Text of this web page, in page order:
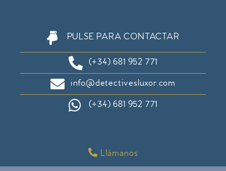
PULSE PARA CONTACTAR
(+34) 681 952 771
info@detectivesluxor.com
(+34) 681 952 771
Llámanos